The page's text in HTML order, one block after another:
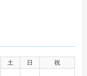
土 日
祝